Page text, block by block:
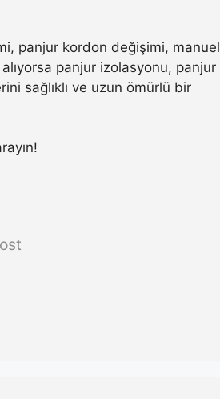
panjur kordon değişimi, manuel
panjur izolasyonu, panjur
sağlıklı ve uzun ömürlü bir